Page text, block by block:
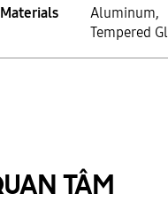
Materials
Aluminum,
Tempered
TÂM